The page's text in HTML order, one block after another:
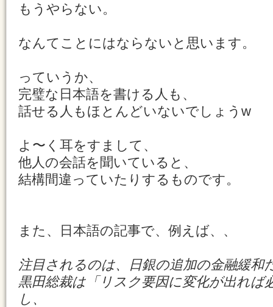
もうやらない。
なんてことにはならないと思います。
っていうか、
完璧な日本語を書ける人も、
話せる人もほとんどいないでしょうw
よ〜く耳をすまして、
他人の会話を聞いていると、
結構間違っていたりするものです。
また、日本語の記事で、例えば、、
注目されるのは、日銀の追加の金融緩和
黒田総裁は「リスク要因に変化が出れば
し、